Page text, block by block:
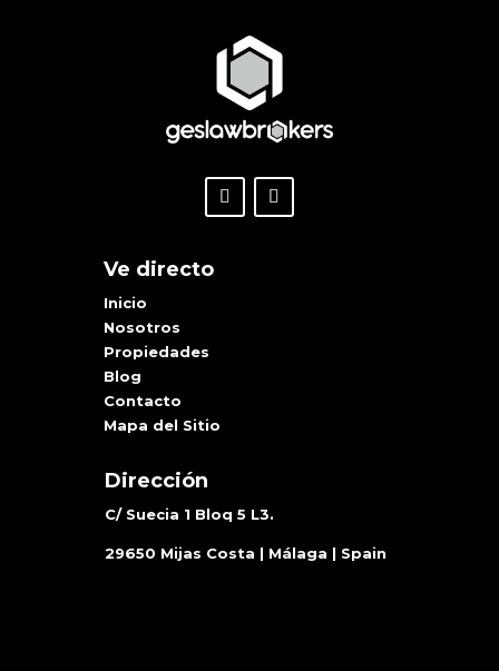
Ve directo
Inicio
Nosotros
Propiedades
Blog
Contacto
Mapa del Sitio
Dirección
C/ Suecia 1 Bloq 5 L3.
29650 Mijas Costa | Málaga | Spain